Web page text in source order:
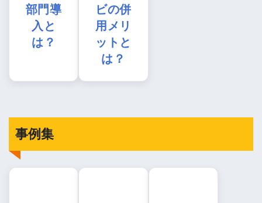
部門導
入と
は？
ビの併
用メリ
ットと
は？
事例集